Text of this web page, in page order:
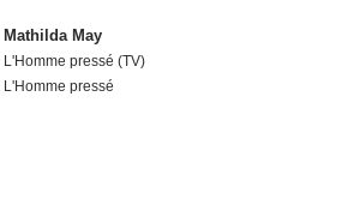
Mathilda May
L'Homme pressé (TV)
L'Homme pressé